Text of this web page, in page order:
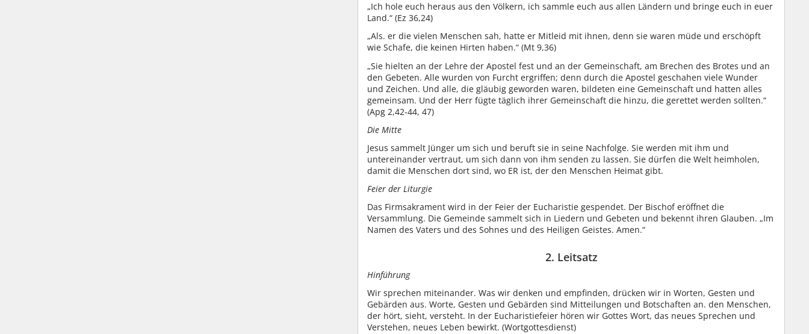
„Ich hole euch heraus aus den Völkern, ich sammle euch aus allen Ländern und bringe euch in euer
Land.“ (Ez 36,24)
„Als. er die vielen Menschen sah, hatte er Mitleid mit ihnen, denn sie waren müde und erschöpft
wie Schafe, die keinen Hirten haben.“ (Mt 9,36)
„Sie hielten an der Lehre der Apostel fest und an der Gemeinschaft, am Brechen des Brotes und an
den Gebeten. Alle wurden von Furcht ergriffen; denn durch die Apostel geschahen viele Wunder
und Zeichen. Und alle, die gläubig geworden waren, bildeten eine Gemeinschaft und hatten alles
gemeinsam. Und der Herr fügte täglich ihrer Gemeinschaft die hinzu, die gerettet werden sollten.“
(Apg 2,42-44, 47)
Die Mitte
Jesus sammelt Jünger um sich und beruft sie in seine Nachfolge. Sie werden mit ihm und
untereinander vertraut, um sich dann von ihm senden zu lassen. Sie dürfen die Welt heimholen,
damit die Menschen dort sind, wo ER ist, der den Menschen Heimat gibt.
Feier der Liturgie
Das Firmsakrament wird in der Feier der Eucharistie gespendet. Der Bischof eröffnet die
Versammlung. Die Gemeinde sammelt sich in Liedern und Gebeten und bekennt ihren Glauben. „Im
Namen des Vaters und des Sohnes und des Heiligen Geistes. Amen.“
2. Leitsatz
Hinführung
Wir sprechen miteinander. Was wir denken und empfinden, drücken wir in Worten, Gesten und
Gebärden aus. Worte, Gesten und Gebärden sind Mitteilungen und Botschaften an. den Menschen,
der hört, sieht, versteht. In der Eucharistiefeier hören wir Gottes Wort, das neues Sprechen und
Verstehen, neues Leben bewirkt. (Wortgottesdienst)